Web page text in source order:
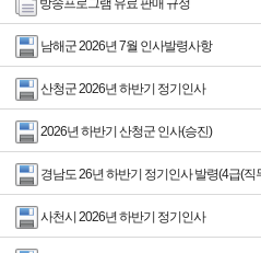
방송프로그램 유료 판매 규정
남해군 2026년 7월 인사발령사항
산청군 2026년 하반기 정기인사
2026년 하반기 산청군 인사(승진)
경남도 26년 하반기 정기인사 발령(4급(직
사천시 2026년 하반기 정기인사